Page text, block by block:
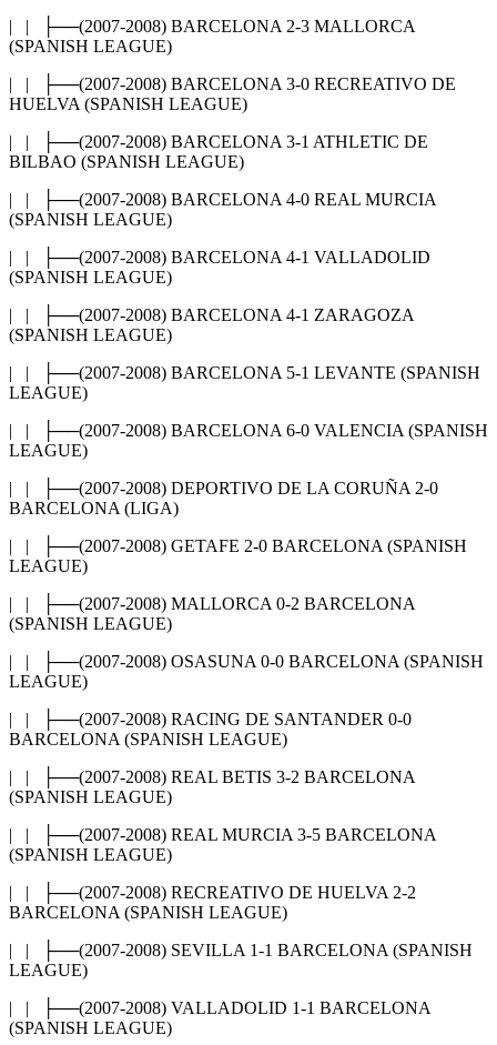
| | ├──(2007-2008) BARCELONA 2-3 MALLORCA
(SPANISH LEAGUE)
| | ├──(2007-2008) BARCELONA 3-0 RECREATIVO DE
HUELVA (SPANISH LEAGUE)
| | ├──(2007-2008) BARCELONA 3-1 ATHLETIC DE
BILBAO (SPANISH LEAGUE)
| | ├──(2007-2008) BARCELONA 4-0 REAL MURCIA
(SPANISH LEAGUE)
| | ├──(2007-2008) BARCELONA 4-1 VALLADOLID
(SPANISH LEAGUE)
| | ├──(2007-2008) BARCELONA 4-1 ZARAGOZA
(SPANISH LEAGUE)
| | ├──(2007-2008) BARCELONA 5-1 LEVANTE (SPANISH
LEAGUE)
| | ├──(2007-2008) BARCELONA 6-0 VALENCIA (SPANISH
LEAGUE)
| | ├──(2007-2008) DEPORTIVO DE LA CORUÑA 2-0
BARCELONA (LIGA)
| | ├──(2007-2008) GETAFE 2-0 BARCELONA (SPANISH
LEAGUE)
| | ├──(2007-2008) MALLORCA 0-2 BARCELONA
(SPANISH LEAGUE)
| | ├──(2007-2008) OSASUNA 0-0 BARCELONA (SPANISH
LEAGUE)
| | ├──(2007-2008) RACING DE SANTANDER 0-0
BARCELONA (SPANISH LEAGUE)
| | ├──(2007-2008) REAL BETIS 3-2 BARCELONA
(SPANISH LEAGUE)
| | ├──(2007-2008) REAL MURCIA 3-5 BARCELONA
(SPANISH LEAGUE)
| | ├──(2007-2008) RECREATIVO DE HUELVA 2-2
BARCELONA (SPANISH LEAGUE)
| | ├──(2007-2008) SEVILLA 1-1 BARCELONA (SPANISH
LEAGUE)
| | ├──(2007-2008) VALLADOLID 1-1 BARCELONA
(SPANISH LEAGUE)